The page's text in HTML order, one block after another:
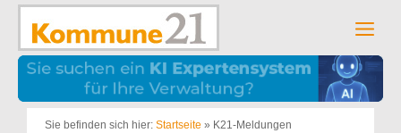
Zum
springen
Sie befinden sich hier: Startseite » K21-Meldungen